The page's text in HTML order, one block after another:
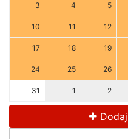
3 4 5
10 11 12
17 18 19
24 25 26
31 1 2
Dodaj